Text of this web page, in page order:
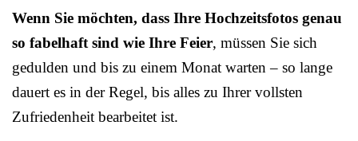
Wenn Sie möchten, dass Ihre Hochzeitsfotos genau
so fabelhaft sind wie Ihre Feier, müssen Sie sich
gedulden und bis zu einem Monat warten – so lange
dauert es in der Regel, bis alles zu Ihrer vollsten
Zufriedenheit bearbeitet ist.